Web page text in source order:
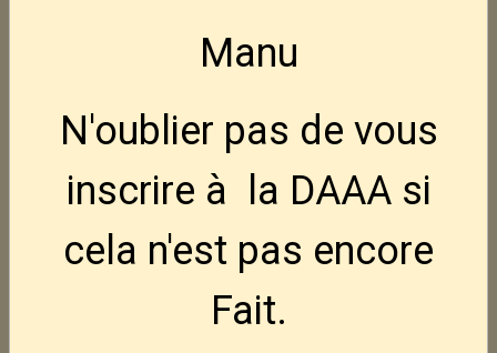
CZ Tactical Sport 2. Promo
2 080,00€ 1 840,00€ TTC
CZ Shadow 2 target 5"
Manu
N'oublier pas de vous
inscrire à la DAAA si
cela n'est pas encore
Fait.